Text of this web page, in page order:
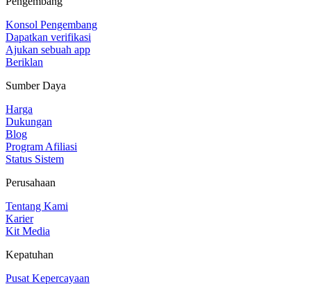
Konsol Pengembang
Dapatkan verifikasi
Ajukan sebuah app
Beriklan
Sumber Daya
Harga
Dukungan
Blog
Program Afiliasi
Status Sistem
Perusahaan
Tentang Kami
Karier
Kit Media
Kepatuhan
Pusat Kepercayaan